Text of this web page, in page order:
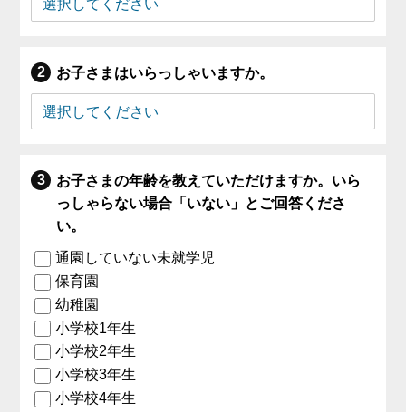
お子さまはいらっしゃいますか。
お子さまの年齢を教えていただけますか。いら
っしゃらない場合「いない」とご回答くださ
い。
通園していない未就学児
保育園
幼稚園
小学校1年生
小学校2年生
小学校3年生
小学校4年生